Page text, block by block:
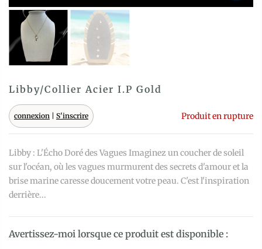
Libby/Collier Acier I.P Gold
connexion S'inscrire Produit en rupture
Libby : L'Écho Doré des Vagues Imaginez un coucher de soleil
sur l'océan, où les vagues murmurent des secrets d'amour et la
brise marine caresse doucement votre peau. C'est l'inspiration
derrière...
Avertissez-moi lorsque ce produit est disponible :